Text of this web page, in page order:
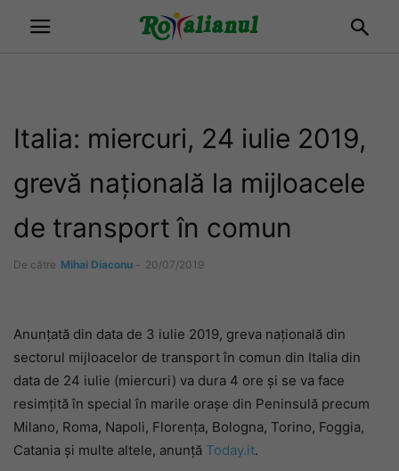
Italia: miercuri, 24 iulie 2019,
grevă națională la mijloacele
de transport în comun
De către Mihai Diaconu - 20/07/2019
Anunțată din data de 3 iulie 2019, greva națională din
sectorul mijloacelor de transport în comun din Italia din
data de 24 iulie (miercuri) va dura 4 ore și se va face
resimțită în special în marile orașe din Peninsulă precum
Milano, Roma, Napoli, Florența, Bologna, Torino, Foggia,
Catania și multe altele, anunță Today.it.